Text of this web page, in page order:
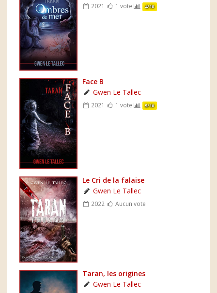
2021 1 vote 4/10
Face B
Gwen Le Tallec
2021 1 vote 5/10
Le Cri de la falaise
Gwen Le Tallec
2022 Aucun vote
Taran, les origines
Gwen Le Tallec